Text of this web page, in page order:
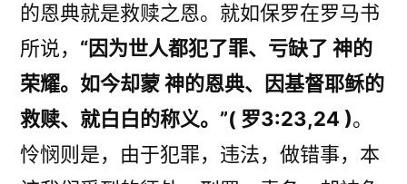
的恩典就是救赎之恩。就如保罗在罗马书
所说， “因为世人都犯了罪、亏缺了 神的
荣耀。如今却蒙 神的恩典、因基督耶稣的
救赎、就白白的称义。”( 罗3:23,24 )。
怜悯则是，由于犯罪，违法，做错事，本